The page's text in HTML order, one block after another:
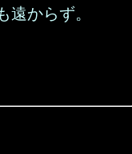
遠からず。